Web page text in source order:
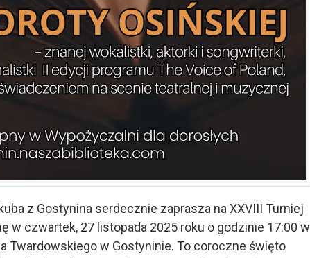
z Gostynina serdecznie zaprasza na XXVIII Turniej
w czwartek, 27 listopada 2025 roku o godzinie 17:00 w
Twardowskiego w Gostyninie. To coroczne święto